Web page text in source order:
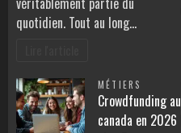
quotidien. Tout au long…
MÉTIERS
Crowdfunding au
canada en 2026